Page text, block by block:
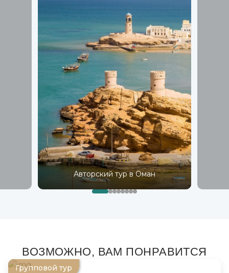
Авторский тур в Оман
ВОЗМОЖНО, ВАМ ПОНРАВИТСЯ
Групповой тур